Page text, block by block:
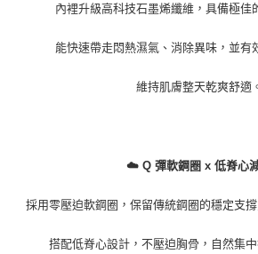
內裡升級高科技石墨烯纖維，具備極佳
能快速帶走悶熱濕氣、消除異味，並有
維持肌膚整天乾爽舒適
☁️ Q 彈軟鋼圈 x 低脊心
採用零壓迫軟鋼圈，保留傳統鋼圈的穩定支
搭配低脊心設計，不壓迫胸骨，自然集